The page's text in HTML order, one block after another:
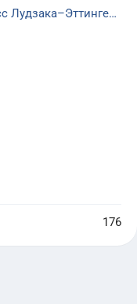
Модифицированный процесс Лудзака–Эттингера (МЛЭ)
176